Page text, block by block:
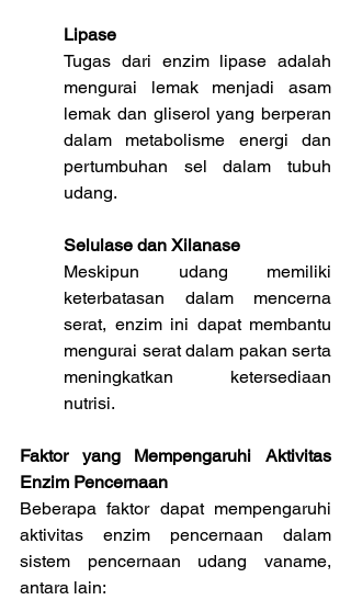
Lipase
Tugas dari enzim lipase adalah
mengurai lemak menjadi asam
lemak dan gliserol yang berperan
dalam metabolisme energi dan
pertumbuhan sel dalam tubuh
udang.
Selulase dan Xilanase
Meskipun udang memiliki
keterbatasan dalam mencerna
serat, enzim ini dapat membantu
mengurai serat dalam pakan serta
meningkatkan ketersediaan
nutrisi.
Faktor yang Mempengaruhi Aktivitas
Enzim Pencernaan
Beberapa faktor dapat mempengaruhi
aktivitas enzim pencernaan dalam
sistem pencernaan udang vaname,
antara lain: